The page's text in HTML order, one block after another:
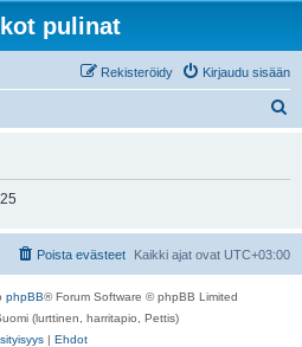
pulinat
Kirjaudu sisään
Rekisteröidy
Kaikki ajat ovat UTC+03:00
Poista evästeet
phpBB® Forum Software © phpBB Limited
(lurttinen, harritapio, Pettis)
| Ehdot